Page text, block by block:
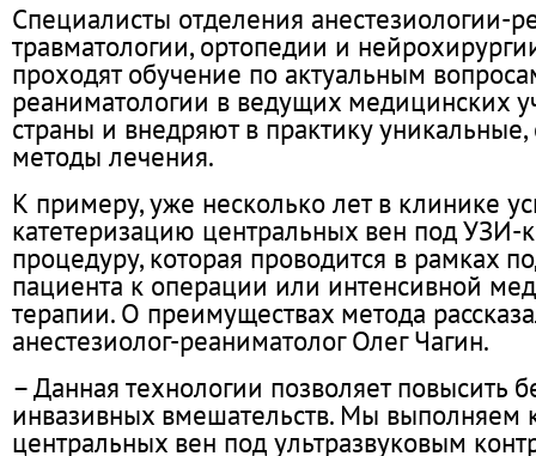
Специалисты отделения анестезиологии-
травматологии, ортопедии и
проходят обучение по актуальным
реаниматологии в ведущих медицинских
страны и внедряют в практику
методы лечения.
К примеру, уже несколько лет в клинике
катетеризацию центральных вен под УЗИ-
процедуру, которая проводится в рамках
пациента к операции или интенсивной
терапии. О преимуществах метода
анестезиолог-реаниматолог Олег Чагин.
– Данная технологии позволяет повысить
инвазивных вмешательств. Мы выполняем
центральных вен под ультразвуковым